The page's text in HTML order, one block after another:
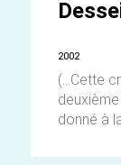
2002
(…Cette
donné à